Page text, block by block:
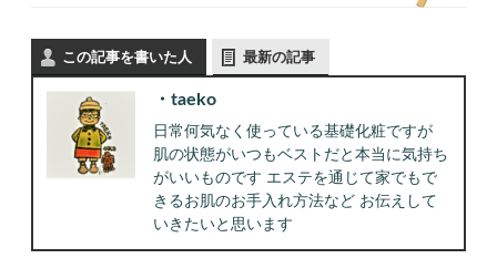
この記事を書いた人 最新の記事
taeko
日常何気なく使っている基礎化粧ですが
肌の状態がいつもベストだと本当に気持ち
がいいものです エステを通じて家でもで
きるお肌のお手入れ方法など お伝えして
いきたいと思います